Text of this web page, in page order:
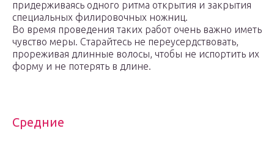
придерживаясь одного ритма открытия и закрытия
специальных филировочных ножниц.
Во время проведения таких работ очень важно иметь
чувство меры. Старайтесь не переусердствовать,
прореживая длинные волосы, чтобы не испортить их
форму и не потерять в длине.
Средние